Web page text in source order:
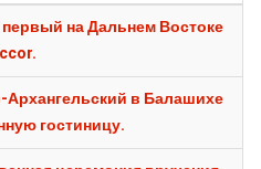
на Дальнем Востоке
в Балашихе
гостиницу.